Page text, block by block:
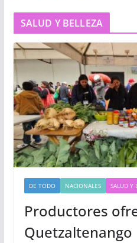
SALUD Y BELLEZA
DE TODO NACIONALES SALUD Y
Productores
Quetzaltenango